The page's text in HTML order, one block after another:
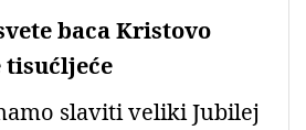
baca Kristovo
tisućljeće
slaviti veliki Jubilej